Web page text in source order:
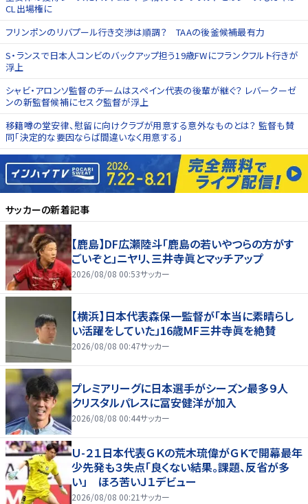
CL出場権に
フリンポンのリバプール行き交渉は順調？ TAAの後釜候補最有力
S・ランスで日本人コンビのバックアップ担う19歳FWにフランクフルト行きが
浮上
シャビ・アロンソ監督のチームはスペイン代表の後輩が継ぐ？ レバークーゼ
ンの新監督候補にセスク監督が浮上
移籍噂の堂安律、慰留に向けクラブが用意する意外なものとは？ 監督も賛
同「決定的な要因ならば間違いなく用意する」
サッカーの新着記事
【鹿島】DF広瀬陸斗「鹿島の若いやつらの方がす
ごいぞと」ニヤリ、三井寺眞とマッチアップ
2026/08/08 00:53サッカー
【横浜】日本代表森保一監督が「本当に素晴らし
い活躍をしていた」16歳MF三井寺眞を絶賛
2026/08/08 00:47サッカー
プレミアリーグに日本選手がシーズン最多９人
クリスタルパレスに冨安健洋が加入
2026/08/08 00:44サッカー
Ｕ-２１日本代表ＧＫの荒木琉偉がＧＫで開幕最年
少先発も３失点「良くない結果。課題、反省が多
い」 ほろ苦いＪ１デビュー
2026/08/08 00:21サッカー